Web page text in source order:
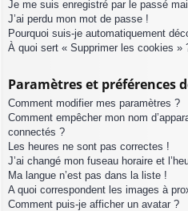
Je me suis enregistré par le passé
J’ai perdu mon mot de passe !
Pourquoi suis-je automatiquement
À quoi sert « Supprimer les cookies »
Paramètres et préférences
Comment modifier mes paramètres ?
Comment empêcher mon nom
connectés ?
Les heures ne sont pas correctes !
J’ai changé mon fuseau horaire et
Ma langue n’est pas dans la liste !
A quoi correspondent les images à
Comment puis-je afficher un avatar ?